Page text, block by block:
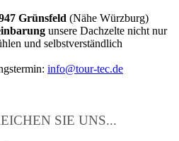
Grünsfeld (Nähe Würzburg)
unsere Dachzelte nicht nur
und selbstverständlich
info@tour-tec.de
SIE UNS...